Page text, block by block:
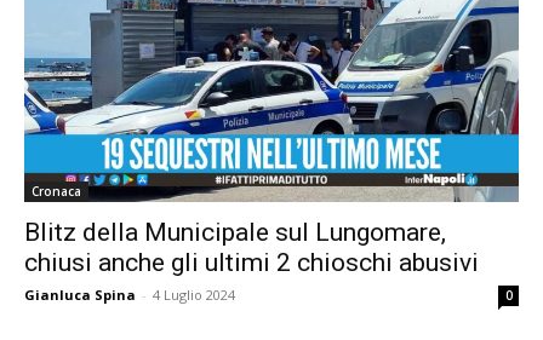
Cronaca
Blitz della Municipale sul Lungomare,
chiusi anche gli ultimi 2 chioschi abusivi
Gianluca Spina - 4 Luglio 2024 0